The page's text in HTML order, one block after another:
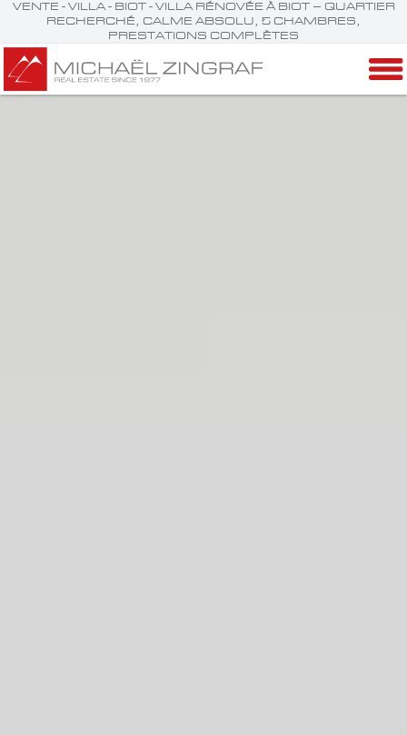
VENTE - VILLA - BIOT - VILLA RÉNOVÉE À BIOT – QUARTIER
RECHERCHÉ, CALME ABSOLU, 5 CHAMBRES,
PRESTATIONS COMPLÈTES